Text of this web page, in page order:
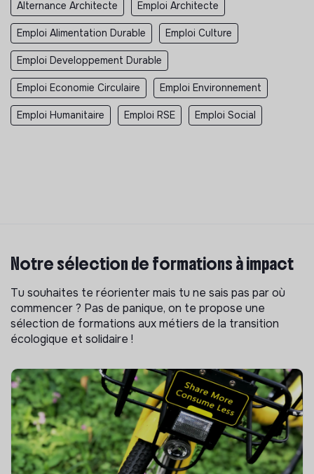
Alternance Architecte Emploi Architecte
Emploi Alimentation Durable Emploi Culture
Emploi Developpement Durable
Emploi Economie Circulaire Emploi Environnement
Emploi Humanitaire Emploi RSE Emploi Social
Notre sélection de formations à impact
Tu souhaites te réorienter mais tu ne sais pas par où
commencer ? Pas de panique, on te propose une
sélection de formations aux métiers de la transition
écologique et solidaire !